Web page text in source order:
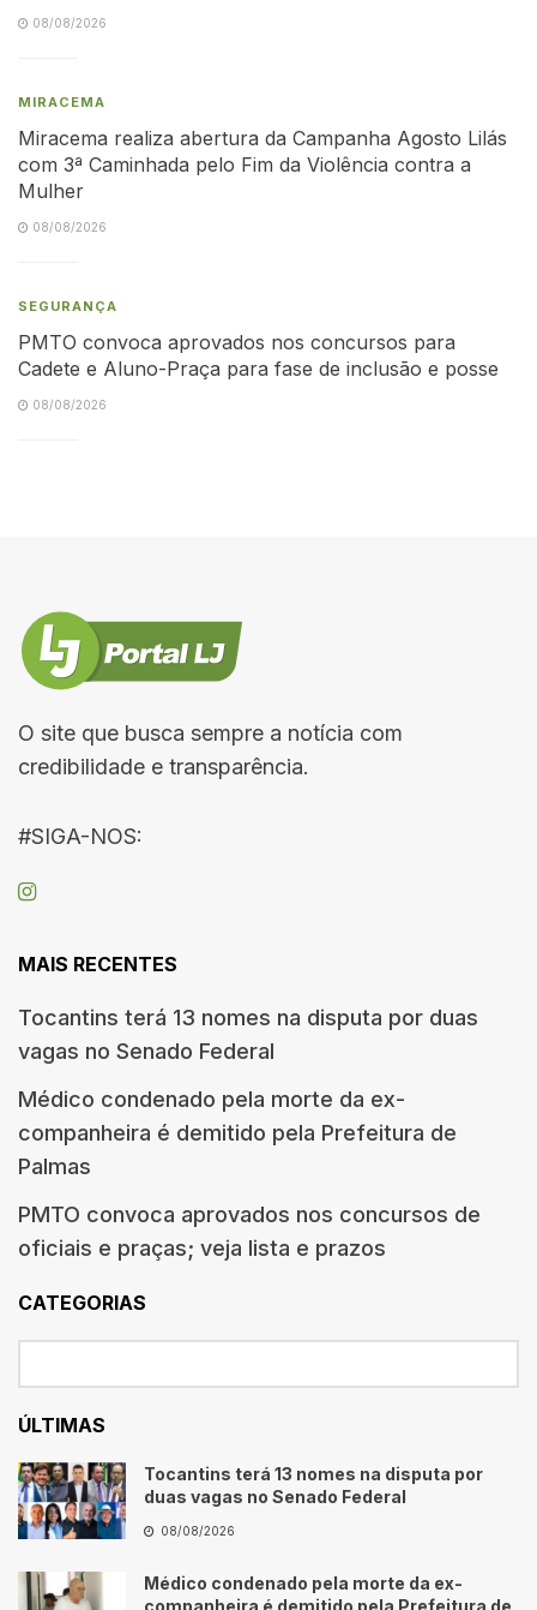
08/08/2026
MIRACEMA
Miracema realiza abertura da Campanha Agosto Lilás
com 3ª Caminhada pelo Fim da Violência contra a
Mulher
08/08/2026
SEGURANÇA
PMTO convoca aprovados nos concursos para
Cadete e Aluno-Praça para fase de inclusão e posse
08/08/2026
O site que busca sempre a notícia com
credibilidade e transparência.
#SIGA-NOS:
MAIS RECENTES
Tocantins terá 13 nomes na disputa por duas
vagas no Senado Federal
Médico condenado pela morte da ex-
companheira é demitido pela Prefeitura de
Palmas
PMTO convoca aprovados nos concursos de
oficiais e praças; veja lista e prazos
CATEGORIAS
ÚLTIMAS
Tocantins terá 13 nomes na disputa por
duas vagas no Senado Federal
08/08/2026
Médico condenado pela morte da ex-
companheira é demitido pela Prefeitura de